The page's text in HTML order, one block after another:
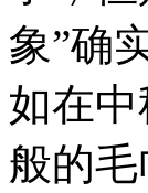
象”确
如在
般的